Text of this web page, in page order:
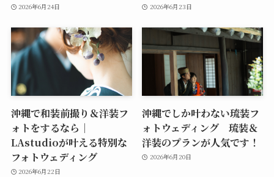
2026年6月24日 2026年6月23日
沖縄で和装前撮り＆洋装フ
ォトをするなら｜
LAstudioが叶える特別な
フォトウェディング
2026年6月22日
沖縄でしか叶わない琉装フ
ォトウェディング 琉装＆
洋装のプランが人気です！
2026年6月20日